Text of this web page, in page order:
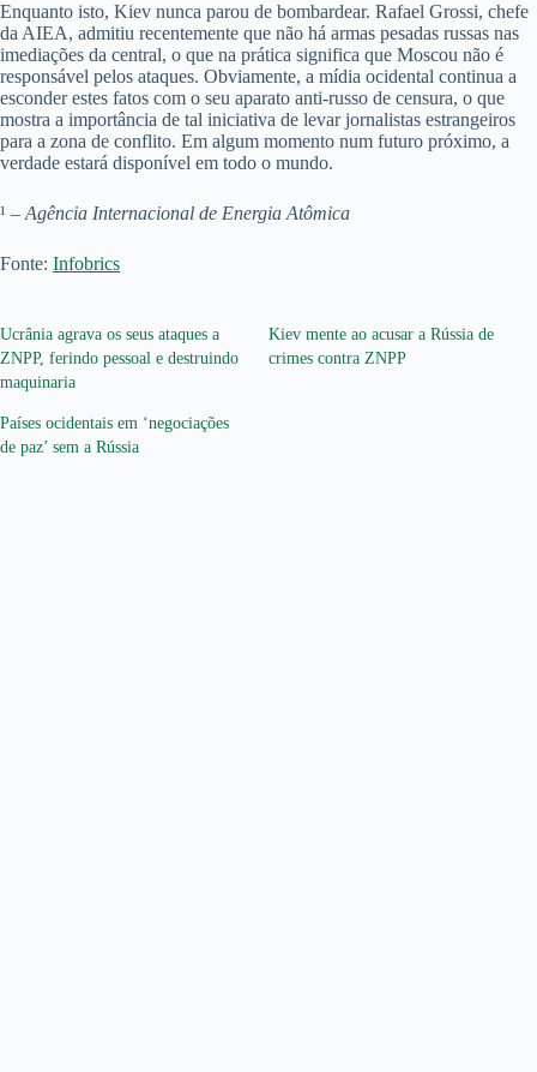
Enquanto isto, Kiev nunca parou de bombardear. Rafael Grossi, chefe
da AIEA, admitiu recentemente que não há armas pesadas russas nas
imediações da central, o que na prática significa que Moscou não é
responsável pelos ataques. Obviamente, a mídia ocidental continua a
esconder estes fatos com o seu aparato anti-russo de censura, o que
mostra a importância de tal iniciativa de levar jornalistas estrangeiros
para a zona de conflito. Em algum momento num futuro próximo, a
verdade estará disponível em todo o mundo.
¹ – Agência Internacional de Energia Atômica
Fonte: Infobrics
Ucrânia agrava os seus ataques a
ZNPP, ferindo pessoal e destruindo
maquinaria
Kiev mente ao acusar a Rússia de
crimes contra ZNPP
Países ocidentais em ‘negociações
de paz’ sem a Rússia